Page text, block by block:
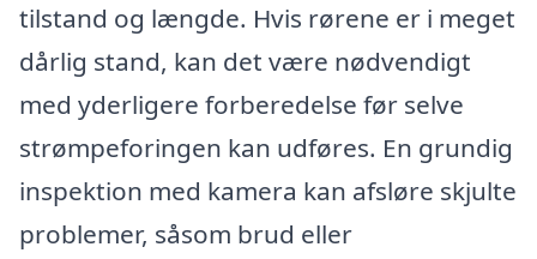
tilstand og længde. Hvis rørene er i meget
dårlig stand, kan det være nødvendigt
med yderligere forberedelse før selve
strømpeforingen kan udføres. En grundig
inspektion med kamera kan afsløre skjulte
problemer, såsom brud eller